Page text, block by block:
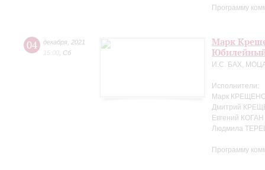
Программу
04 декабря 2021
15:00 Сб
Марк
И.С. БАХ,
Исполнители:
Марк
Дмитрий
Евгений
Людмила
Программу